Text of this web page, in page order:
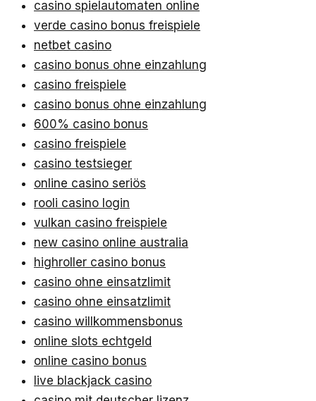
casino spielautomaten online
verde casino bonus freispiele
netbet casino
casino bonus ohne einzahlung
casino freispiele
casino bonus ohne einzahlung
600% casino bonus
casino freispiele
casino testsieger
online casino seriös
rooli casino login
vulkan casino freispiele
new casino online australia
highroller casino bonus
casino ohne einsatzlimit
casino ohne einsatzlimit
casino willkommensbonus
online slots echtgeld
online casino bonus
live blackjack casino